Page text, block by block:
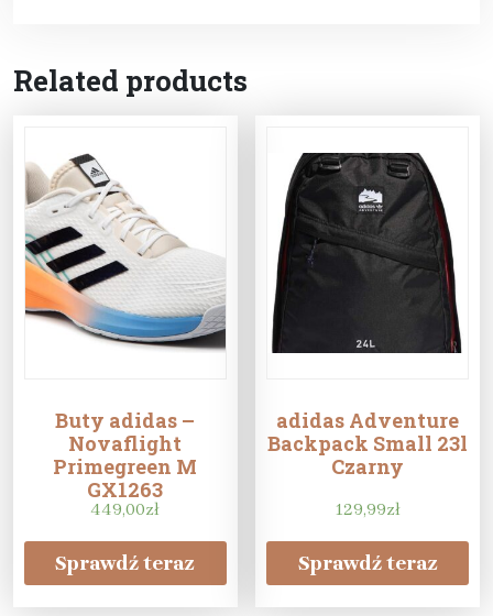
Related products
Buty adidas –
Novaflight
Primegreen M
GX1263
Ftwwht/Cblack/Beaora
449,00zł
Sprawdź teraz
adidas Adventure
Backpack Small 23l
Czarny
129,99zł
Sprawdź teraz